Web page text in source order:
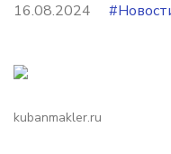
16.08.2024
kubanmakler.ru